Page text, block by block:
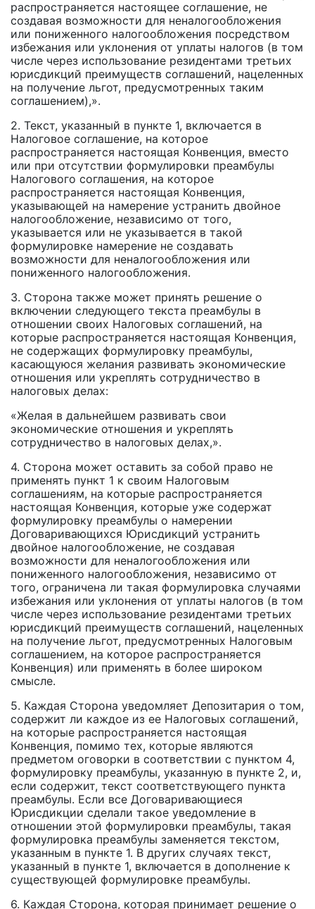
распространяется настоящее соглашение, не
создавая возможности для неналогообложения
или пониженного налогообложения посредством
избежания или уклонения от уплаты налогов (в том
числе через использование резидентами третьих
юрисдикций преимуществ соглашений, нацеленных
на получение льгот, предусмотренных таким
соглашением),».
2. Текст, указанный в пункте 1, включается в
Налоговое соглашение, на которое
распространяется настоящая Конвенция, вместо
или при отсутствии формулировки преамбулы
Налогового соглашения, на которое
распространяется настоящая Конвенция,
указывающей на намерение устранить двойное
налогообложение, независимо от того,
указывается или не указывается в такой
формулировке намерение не создавать
возможности для неналогообложения или
пониженного налогообложения.
3. Сторона также может принять решение о
включении следующего текста преамбулы в
отношении своих Налоговых соглашений, на
которые распространяется настоящая Конвенция,
не содержащих формулировку преамбулы,
касающуюся желания развивать экономические
отношения или укреплять сотрудничество в
налоговых делах:
«Желая в дальнейшем развивать свои
экономические отношения и укреплять
сотрудничество в налоговых делах,».
4. Сторона может оставить за собой право не
применять пункт 1 к своим Налоговым
соглашениям, на которые распространяется
настоящая Конвенция, которые уже содержат
формулировку преамбулы о намерении
Договаривающихся Юрисдикций устранить
двойное налогообложение, не создавая
возможности для неналогообложения или
пониженного налогообложения, независимо от
того, ограничена ли такая формулировка случаями
избежания или уклонения от уплаты налогов (в том
числе через использование резидентами третьих
юрисдикций преимуществ соглашений, нацеленных
на получение льгот, предусмотренных Налоговым
соглашением, на которое распространяется
Конвенция) или применять в более широком
смысле.
5. Каждая Сторона уведомляет Депозитария о том,
содержит ли каждое из ее Налоговых соглашений,
на которые распространяется настоящая
Конвенция, помимо тех, которые являются
предметом оговорки в соответствии с пунктом 4,
формулировку преамбулы, указанную в пункте 2, и,
если содержит, текст соответствующего пункта
преамбулы. Если все Договаривающиеся
Юрисдикции сделали такое уведомление в
отношении этой формулировки преамбулы, такая
формулировка преамбулы заменяется текстом,
указанным в пункте 1. В других случаях текст,
указанный в пункте 1, включается в дополнение к
существующей формулировке преамбулы.
6. Каждая Сторона, которая принимает решение о